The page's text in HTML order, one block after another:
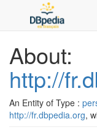
About:
http://
An Entity of Type :
http://fr.dbpedia.org,